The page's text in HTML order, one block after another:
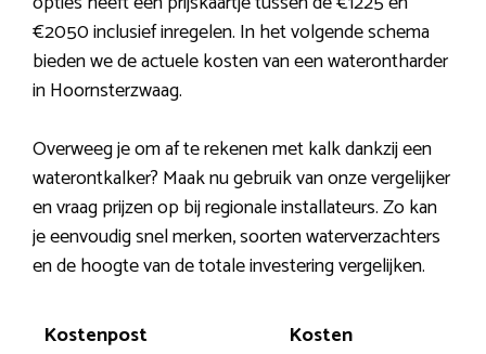
€2050 inclusief inregelen. In het volgende schema
bieden we de actuele kosten van een waterontharder
in Hoornsterzwaag.
Overweeg je om af te rekenen met kalk dankzij een
waterontkalker? Maak nu gebruik van onze vergelijker
en vraag prijzen op bij regionale installateurs. Zo kan
je eenvoudig snel merken, soorten waterverzachters
en de hoogte van de totale investering vergelijken.
Kostenpost
Kosten